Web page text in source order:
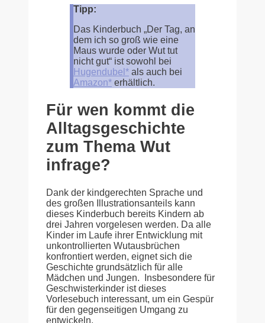
Tipp:
Das Kinderbuch „Der Tag, an
dem ich so groß wie eine
Maus wurde oder Wut tut
nicht gut“ ist sowohl bei
Hugendubel* als auch bei
Amazon* erhältlich.
Für wen kommt die
Alltagsgeschichte
zum Thema Wut
infrage?
Dank der kindgerechten Sprache und
des großen Illustrationsanteils kann
dieses Kinderbuch bereits Kindern ab
drei Jahren vorgelesen werden. Da alle
Kinder im Laufe ihrer Entwicklung mit
unkontrollierten Wutausbrüchen
konfrontiert werden, eignet sich die
Geschichte grundsätzlich für alle
Mädchen und Jungen. Insbesondere für
Geschwisterkinder ist dieses
Vorlesebuch interessant, um ein Gespür
für den gegenseitigen Umgang zu
entwickeln.